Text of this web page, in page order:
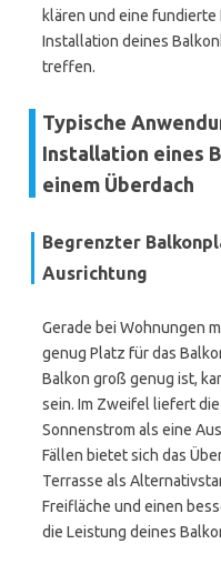
klären und eine
Installation deines
treffen.
Typische
Installation eines
einem Überdach
Begrenzter
Ausrichtung
Gerade bei Wohnungen
genug Platz für das
Balkon groß genug ist,
sein. Im Zweifel liefert
Sonnenstrom als eine
Fällen bietet sich das
Terrasse als
Freifläche und einen
die Leistung deines